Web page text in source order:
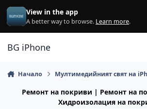
Премини към съдържанието
View in the app
A better way to browse. Learn more.
BG iPhone
Начало Мултимедийният свят на
Ремонт на покриви | Ремонт на
Хидроизолация на